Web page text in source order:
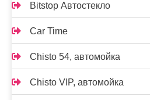
Bitstop Автостекло
Car Time
Chisto 54, автомойка
Chisto VIP, автомойка